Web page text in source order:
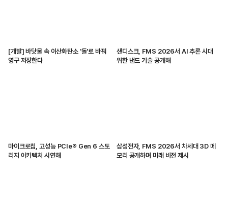
[개발] 바닷물 속 이산화탄소 '돌'로 바꿔
영구 저장한다
샌디스크, FMS 2026서 AI 추론 시대
위한 낸드 기술 공개해
마이크로칩, 고성능 PCIe® Gen 6 스토
리지 아키텍처 시연해
삼성전자, FMS 2026서 차세대 3D 메
모리 공개하며 미래 비전 제시